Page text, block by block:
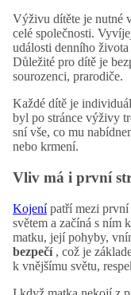
Výživu dítěte je nutné
celé společnosti.
události denního života
Důležité pro dítě je
sourozenci, prarodiče.
Každé dítě je
byl po stránce výživy
sní vše, co mu
nebo krmení.
Vliv má i první
Kojenípatří mezi první
světem a začíná s ním
matku, její pohyby,
bezpečí, což je
k vnějšímu světu,